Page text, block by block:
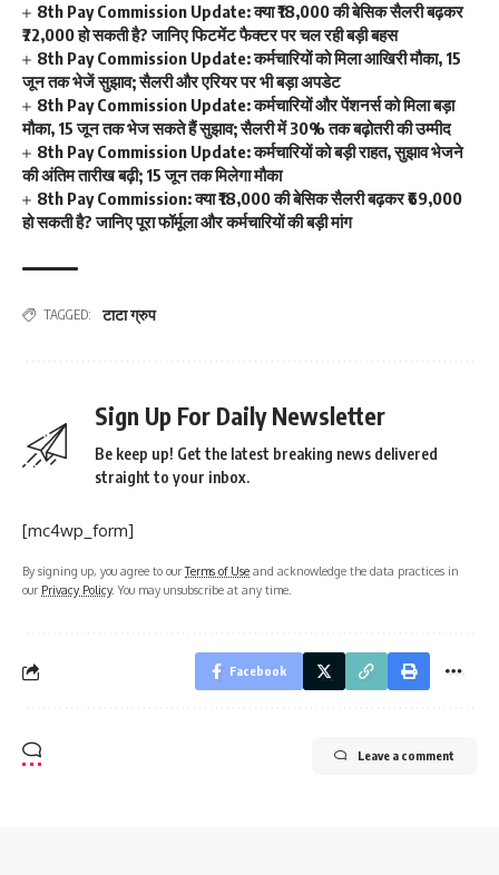
8th Pay Commission Update: क्या ₹18,000 की बेसिक सैलरी बढ़कर
₹72,000 हो सकती है? जानिए फिटमेंट फैक्टर पर चल रही बड़ी बहस
8th Pay Commission Update: कर्मचारियों को मिला आखिरी मौका, 15
जून तक भेजें सुझाव; सैलरी और एरियर पर भी बड़ा अपडेट
8th Pay Commission Update: कर्मचारियों और पेंशनर्स को मिला बड़ा
मौका, 15 जून तक भेज सकते हैं सुझाव; सैलरी में 30% तक बढ़ोतरी की उम्मीद
8th Pay Commission Update: कर्मचारियों को बड़ी राहत, सुझाव भेजने
की अंतिम तारीख बढ़ी; 15 जून तक मिलेगा मौका
8th Pay Commission: क्या ₹18,000 की बेसिक सैलरी बढ़कर ₹69,000
हो सकती है? जानिए पूरा फॉर्मूला और कर्मचारियों की बड़ी मांग
TAGGED: टाटा ग्रुप
Sign Up For Daily Newsletter
Be keep up! Get the latest breaking news delivered
straight to your inbox.
[mc4wp_form]
By signing up, you agree to ourTerms of Use and acknowledge the data practices in
our Privacy Policy. You may unsubscribe at any time.
Facebook
Leave a comment